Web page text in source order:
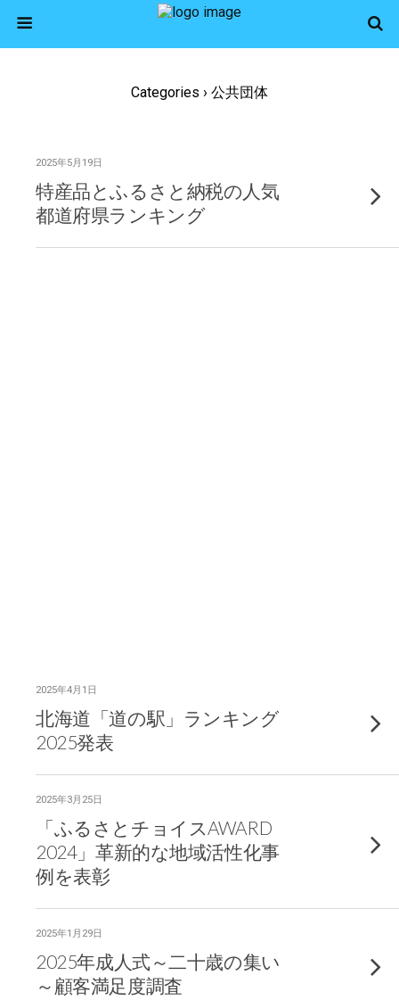
Categories › 公共団体
2025年5月19日
特産品とふるさと納税の人気
都道府県ランキング
2025年4月1日
北海道「道の駅」ランキング
2025発表
2025年3月25日
「ふるさとチョイスAWARD
2024」革新的な地域活性化事
例を表彰
2025年1月29日
2025年成人式～二十歳の集い
～顧客満足度調査